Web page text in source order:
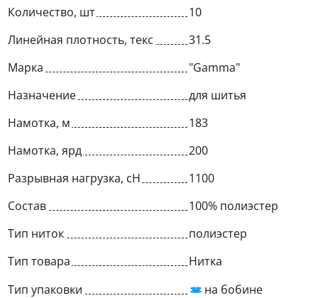
Количество, шт
10
Линейная плотность, текс
31.5
Марка
"Gamma"
Назначение
для шитья
Намотка, м
183
Намотка, ярд
200
Разрывная нагрузка, сН
1100
Состав
100% полиэстер
Тип ниток
полиэстер
Тип товара
Нитка
Тип упаковки
на бобине